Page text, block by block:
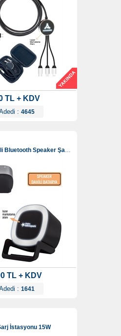
TL + KDV
: 4645
Işıklı Wireless, Dahili Bluetooth Speaker Şarj Standı
TL + KDV
: 1641
İstasyonu 15W